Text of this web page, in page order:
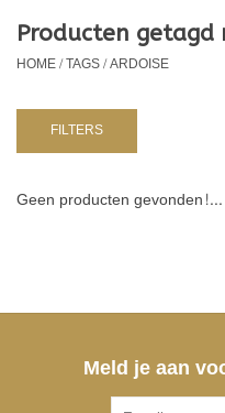
Kids
NURSERY / TABLEWARE
Producten getagd
HOME/TAGS/ARDOISE
FILTERS
Geen producten gevonden!...
Meld je aan